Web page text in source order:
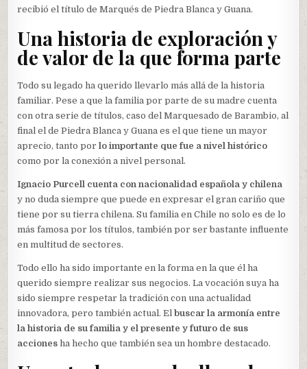
recibió el título de Marqués de Piedra Blanca y Guana.
Una historia de exploración y
de valor de la que forma parte
Todo su legado ha querido llevarlo más allá de la historia
familiar. Pese a que la familia por parte de su madre cuenta
con otra serie de títulos, caso del Marquesado de Barambio, al
final el de Piedra Blanca y Guana es el que tiene un mayor
aprecio, tanto porlo importante que fue a nivel histórico
como por la conexión a nivel personal.
Ignacio Purcell cuenta con nacionalidad española y chilena
y no duda siempre que puede en expresar el gran cariño que
tiene por su tierra chilena. Su familia en Chile no solo es de lo
más famosa por los títulos, también por ser bastante influente
en multitud de sectores.
Todo ello ha sido importante en la forma en la que él ha
querido siempre realizar sus negocios. La vocación suya ha
sido siempre respetar la tradición con una actualidad
innovadora, pero también actual. Elbuscar la armonía entre
la historia de su familia y el presente y futuro de sus
acciones ha hecho que también sea un hombre destacado.